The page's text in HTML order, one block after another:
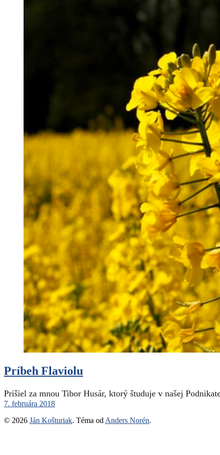
Príbeh Flaviolu
Prišiel za mnou Tibor Husár, ktorý študuje v našej
7. februára 2018
© 2026 Ján Košturiak. Téma od Anders Norén.